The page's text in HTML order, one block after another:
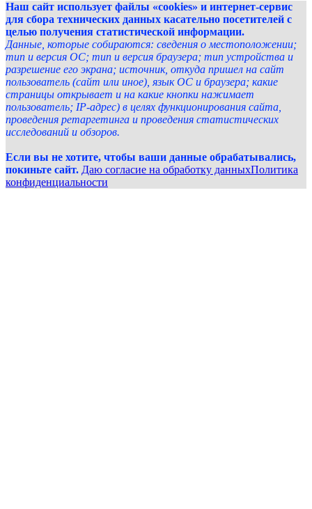
Наш сайт использует файлы «cookies» и интернет-сервис
для сбора технических данных касательно посетителей с
целью получения статистической информации.
Данные, которые собираются: сведения о местоположении;
тип и версия ОС; тип и версия браузера; тип устройства и
разрешение его экрана; источник, откуда пришел на сайт
пользователь (сайт или иное), язык ОС и браузера; какие
страницы открывает и на какие кнопки нажимает
пользователь; IP-адрес) в целях функционирования сайта,
проведения ретаргетинга и проведения статистических
исследований и обзоров.
Если вы не хотите, чтобы ваши данные обрабатывались,
покиньте сайт. Даю согласие на обработку данныхПолитика
конфиденциальности